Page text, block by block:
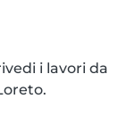
i lavori da